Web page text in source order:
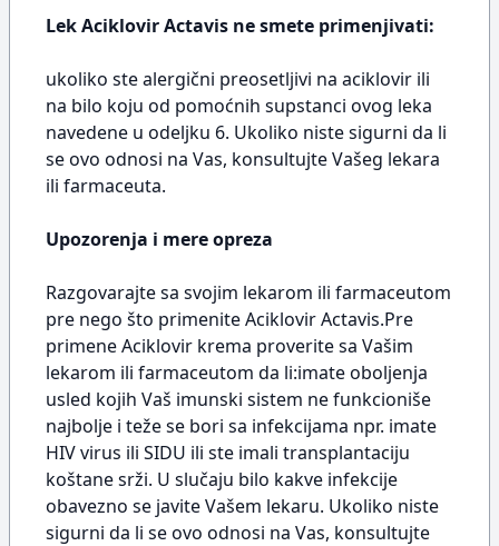
Lek Aciklovir Actavis ne smete primenjivati:
ukoliko ste alergični preosetljivi na aciklovir ili
na bilo koju od pomoćnih supstanci ovog leka
navedene u odeljku 6. Ukoliko niste sigurni da li
se ovo odnosi na Vas, konsultujte Vašeg lekara
ili farmaceuta.
Upozorenja i mere opreza
Razgovarajte sa svojim lekarom ili farmaceutom
pre nego što primenite Aciklovir Actavis.Pre
primene Aciklovir krema proverite sa Vašim
lekarom ili farmaceutom da li:imate oboljenja
usled kojih Vaš imunski sistem ne funkcioniše
najbolje i teže se bori sa infekcijama npr. imate
HIV virus ili SIDU ili ste imali transplantaciju
koštane srži. U slučaju bilo kakve infekcije
obavezno se javite Vašem lekaru. Ukoliko niste
sigurni da li se ovo odnosi na Vas, konsultujte